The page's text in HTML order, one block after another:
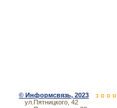
© Информсвязь, 2023
ул.Пятницкого, 42